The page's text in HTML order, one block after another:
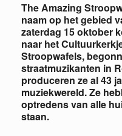
The Amazing
naam op het gebied
zaterdag 15 oktober
naar het
Stroopwafels,
straatmuzikanten in
produceren ze al 43
muziekwereld. Ze
optredens van alle
staan.